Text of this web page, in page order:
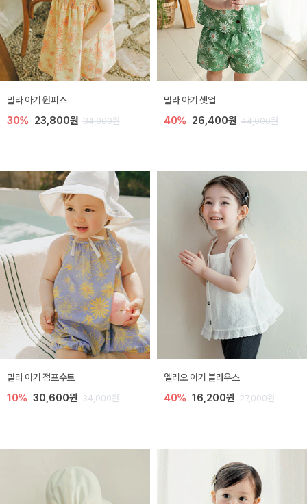
밀라 아기 원피스
30% 23,800원 34,000원
밀라 아기 셋업
40% 26,400원 44,000원
밀라 아기 점프수트
10% 30,600원 34,000원
엘리오 아기 블라우스
40% 16,200원 27,000원